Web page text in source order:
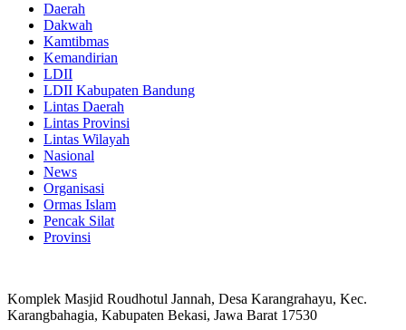
Daerah
Dakwah
Kamtibmas
Kemandirian
LDII
LDII Kabupaten Bandung
Lintas Daerah
Lintas Provinsi
Lintas Wilayah
Nasional
News
Organisasi
Ormas Islam
Pencak Silat
Provinsi
Komplek Masjid Roudhotul Jannah, Desa Karangrahayu, Kec.
Karangbahagia, Kabupaten Bekasi, Jawa Barat 17530